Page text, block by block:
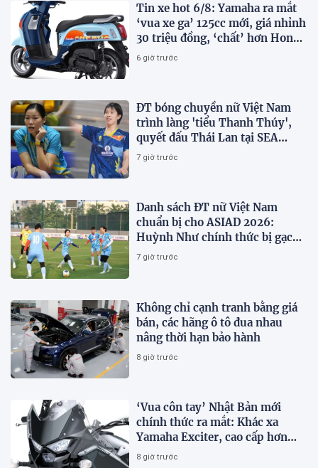
Tin xe hot 6/8: Yamaha ra mắt
‘vua xe ga’ 125cc mới, giá nhỉnh
30 triệu đồng, ‘chất’ hơn Honda
Vision và SH Mode
6 giờ trước
ĐT bóng chuyền nữ Việt Nam
trình làng 'tiểu Thanh Thúy',
quyết đấu Thái Lan tại SEA
V.Cup 2026
7 giờ trước
Danh sách ĐT nữ Việt Nam
chuẩn bị cho ASIAD 2026:
Huỳnh Như chính thức bị gạch
tên
7 giờ trước
Không chỉ cạnh tranh bằng giá
bán, các hãng ô tô đua nhau
nâng thời hạn bảo hành
8 giờ trước
‘Vua côn tay’ Nhật Bản mới
chính thức ra mắt: Khác xa
Yamaha Exciter, cao cấp hơn
Honda Winner R, giá rẻ so với
8 giờ trước